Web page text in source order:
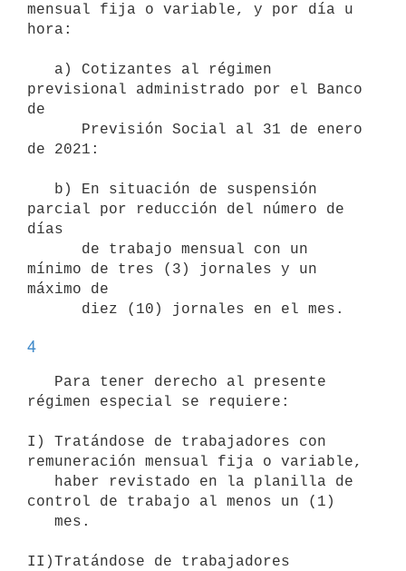
mensual fija o variable, y por día u
hora:
previsional administrado por el Banco
de
de 2021:
parcial por reducción del número de
días
mínimo de tres (3) jornales y un
máximo de
4
régimen especial se requiere:
I) Tratándose de trabajadores con
remuneración mensual fija o variable,
control de trabajo al menos un (1)
II)Tratándose de trabajadores